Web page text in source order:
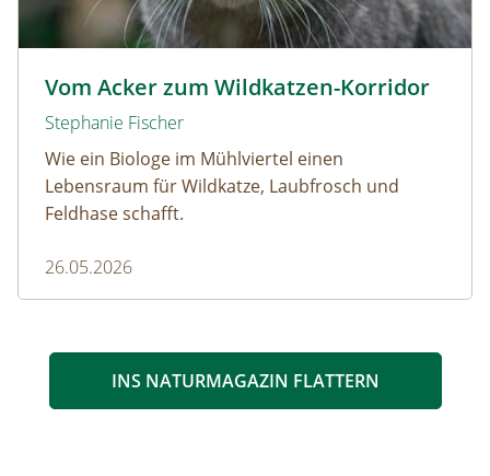
Vom Acker zum Wildkatzen-Korridor
Stephanie Fischer
Wie ein Biologe im Mühlviertel einen
Lebensraum für Wildkatze, Laubfrosch und
Feldhase schafft.
26.05.2026
INS NATURMAGAZIN FLATTERN